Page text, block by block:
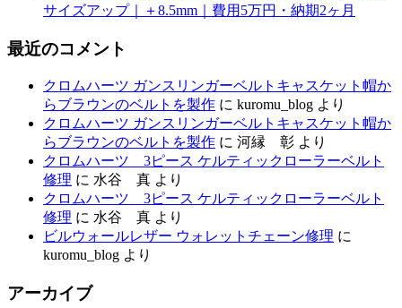
サイズアップ｜＋8.5mm｜費用5万円・納期2ヶ月
最近のコメント
クロムハーツ ガンスリンガーベルトキャスケット帽か
らブラウンのベルトを製作 に kuromu_blog より
クロムハーツ ガンスリンガーベルトキャスケット帽か
らブラウンのベルトを製作 に 河縁 彰 より
クロムハーツ 3ピース ケルティックローラーベルト
修理 に 水谷 真 より
クロムハーツ 3ピース ケルティックローラーベルト
修理 に 水谷 真 より
ビルウォールレザー ウォレットチェーン修理 に
kuromu_blog より
アーカイブ